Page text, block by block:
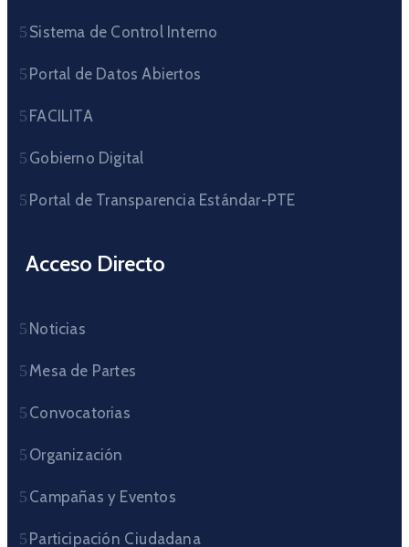
Sistema de Control Interno
Portal de Datos Abiertos
FACILITA
Gobierno Digital
Portal de Transparencia Estándar-PTE
Acceso Directo
Noticias
Mesa de Partes
Convocatorias
Organización
Campañas y Eventos
Participación Ciudadana